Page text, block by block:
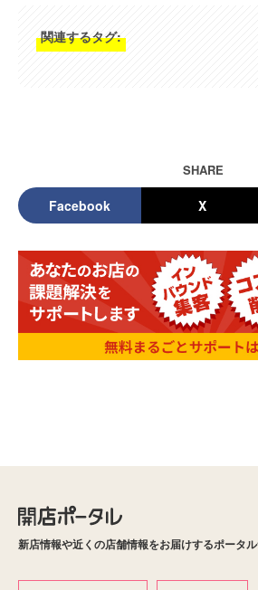
関連するタグ:
SHARE
Facebook X
新店情報や近くの店舗情報をお届けするポータ